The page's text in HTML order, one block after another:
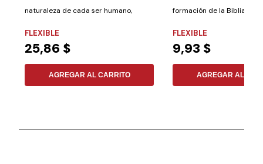
naturaleza de cada ser humano,
FLEXIBLE
25,86 $
AGREGAR AL CARRITO
formación de la Biblia tal
FLEXIBLE
9,93 $
AGREGAR AL